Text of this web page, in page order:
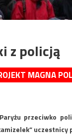
z policją
MAGNA
przeciwko